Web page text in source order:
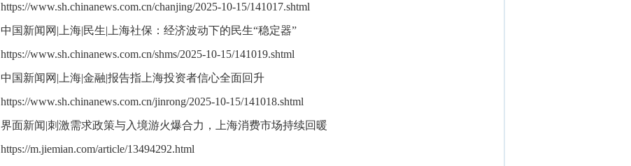
https://www.sh.chinanews.com.cn/chanjing/2025-10-15/141017.shtml
中国新闻网|上海|民生|上海社保：经济波动下的民生“稳定器”
https://www.sh.chinanews.com.cn/shms/2025-10-15/141019.shtml
中国新闻网|上海|金融|报告指上海投资者信心全面回升
https://www.sh.chinanews.com.cn/jinrong/2025-10-15/141018.shtml
界面新闻|刺激需求政策与入境游火爆合力，上海消费市场持续回暖
https://m.jiemian.com/article/13494292.html